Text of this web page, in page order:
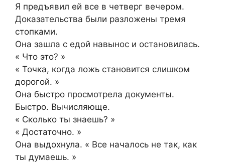
Я предъявил ей все в четверг вечером.
Доказательства были разложены тремя
стопками.
Она зашла с едой навынос и остановилась.
« Что это? »
« Точка, когда ложь становится слишком
дорогой. »
Она быстро просмотрела документы.
Быстро. Вычисляюще.
« Сколько ты знаешь? »
« Достаточно. »
Она выдохнула. « Все началось не так, как
ты думаешь. »